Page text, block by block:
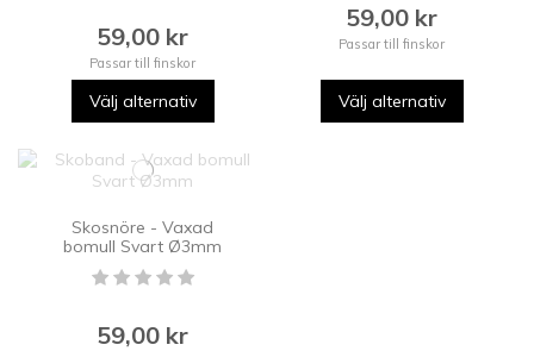
59,00 kr
Passar till finskor
Välj alternativ
59,00 kr
Passar till finskor
Välj alternativ
Skosnöre - Vaxad
bomull Svart Ø3mm
59,00 kr